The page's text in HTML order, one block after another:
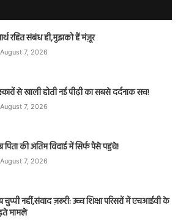
रहित संबंध ही,मुझको हैं मंज़ूर
August 7, 2026
से खाली होती नई पीढ़ी का सबसे दर्दनाक सच!
August 7, 2026
पिता की अंतिम विदाई में सिर्फ पैसे पहुंचे!
August 7, 2026
चुप्पी नहीं,संवाद ज़रूरी: उच्च शिक्षा परिसरों में एचआईवी के
मामले